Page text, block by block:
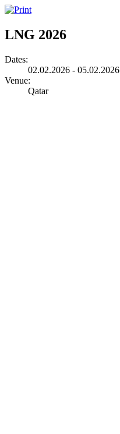
LNG 2026
Dates:
02.02.2026 - 05.02.2026
Venue:
Qatar